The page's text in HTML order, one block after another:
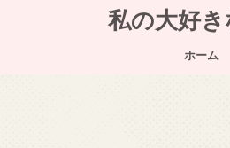
私の大好
ホーム